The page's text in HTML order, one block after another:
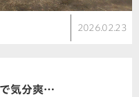
2026.02.23
で気分爽…